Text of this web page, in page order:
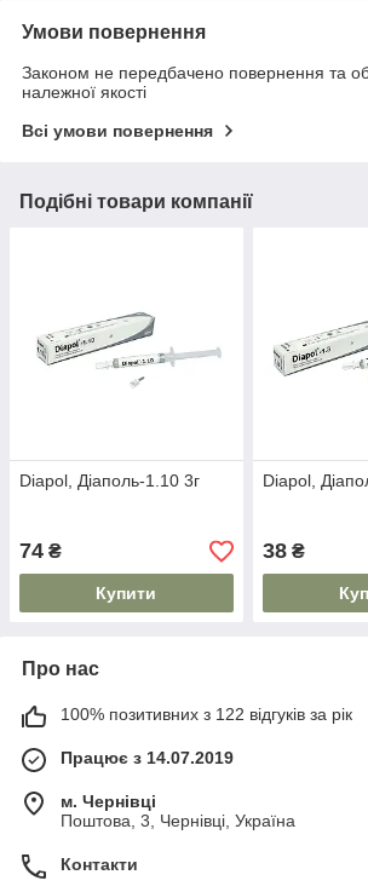
Умови повернення
Законом не передбачено повернення та
належної якості
Всі умови повернення
Подібні товари компанії
Diapol, Діаполь-1.10 3г
74 ₴
Купити
Diapol,
38₴
Про нас
100% позитивних з 122 відгуків за рік
Працює з 14.07.2019
м. Чернівці
Поштова, 3, Чернівці, Україна
Контакти